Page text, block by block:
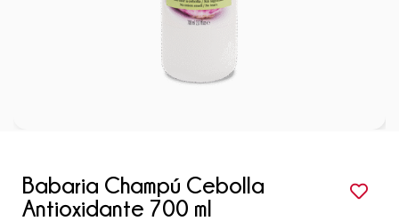
Babaria Champú Cebolla
Antioxidante 700 ml